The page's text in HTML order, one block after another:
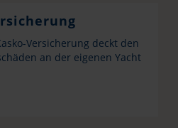
Versicherung deckt den
an der eigenen Yacht